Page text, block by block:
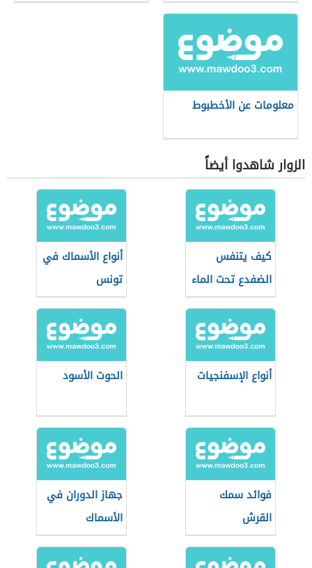
معلومات عن الأخطبوط
الزوار شاهدوا أيضاً
كيف يتنفس
الضفدع تحت الماء
أنواع الأسماك في
تونس
أنواع الإسفنجيات الحوت الأسود
فوائد سمك
القرش
جهاز الدوران في
الأسماك